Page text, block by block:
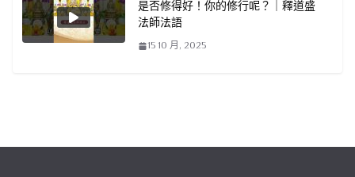
是否修得好！你的修行呢？｜釋道盛
法師法語
15 10 月, 2025